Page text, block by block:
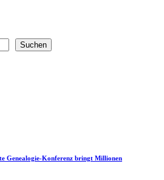
Suchen
Genealogie-Konferenz bringt Millionen